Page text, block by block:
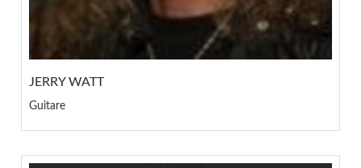
JERRY WATT
Guitare